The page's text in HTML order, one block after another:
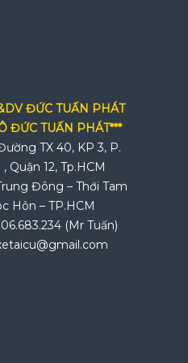
ĐỨC TUẤN PHÁT
ĐỨC TUẤN PHÁT***
TX 40, KP 3, P.
Quận 12, Tp.HCM
Đông – Thới Tam
Hôn – TP.HCM
(Mr Tuấn)